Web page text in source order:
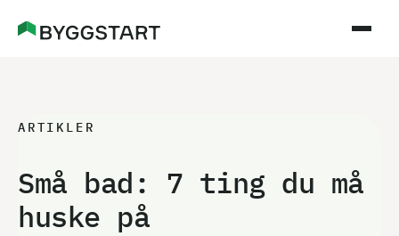
ARTIKLER
Små bad: 7 ting du må
huske på